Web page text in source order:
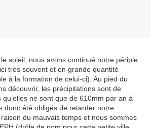
soleil, nous avons continué notre périple
très souvent et en grande quantité
à la formation de celui-ci). Au pied du
découvrir, les précipitations sont de
ne sont que de 610mm par an à
donc été obligés de retarder notre
du mauvais temps et nous sommes